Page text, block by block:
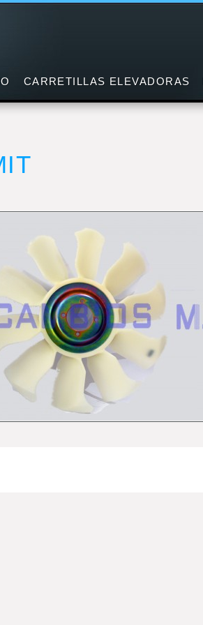
CARRETILLAS ELEVADORAS